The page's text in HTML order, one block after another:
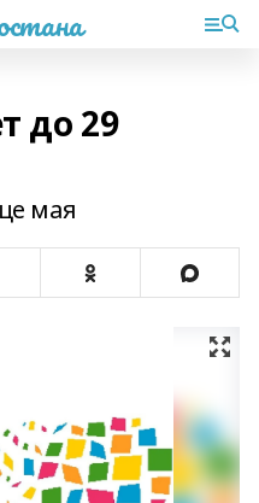
до 29
мая